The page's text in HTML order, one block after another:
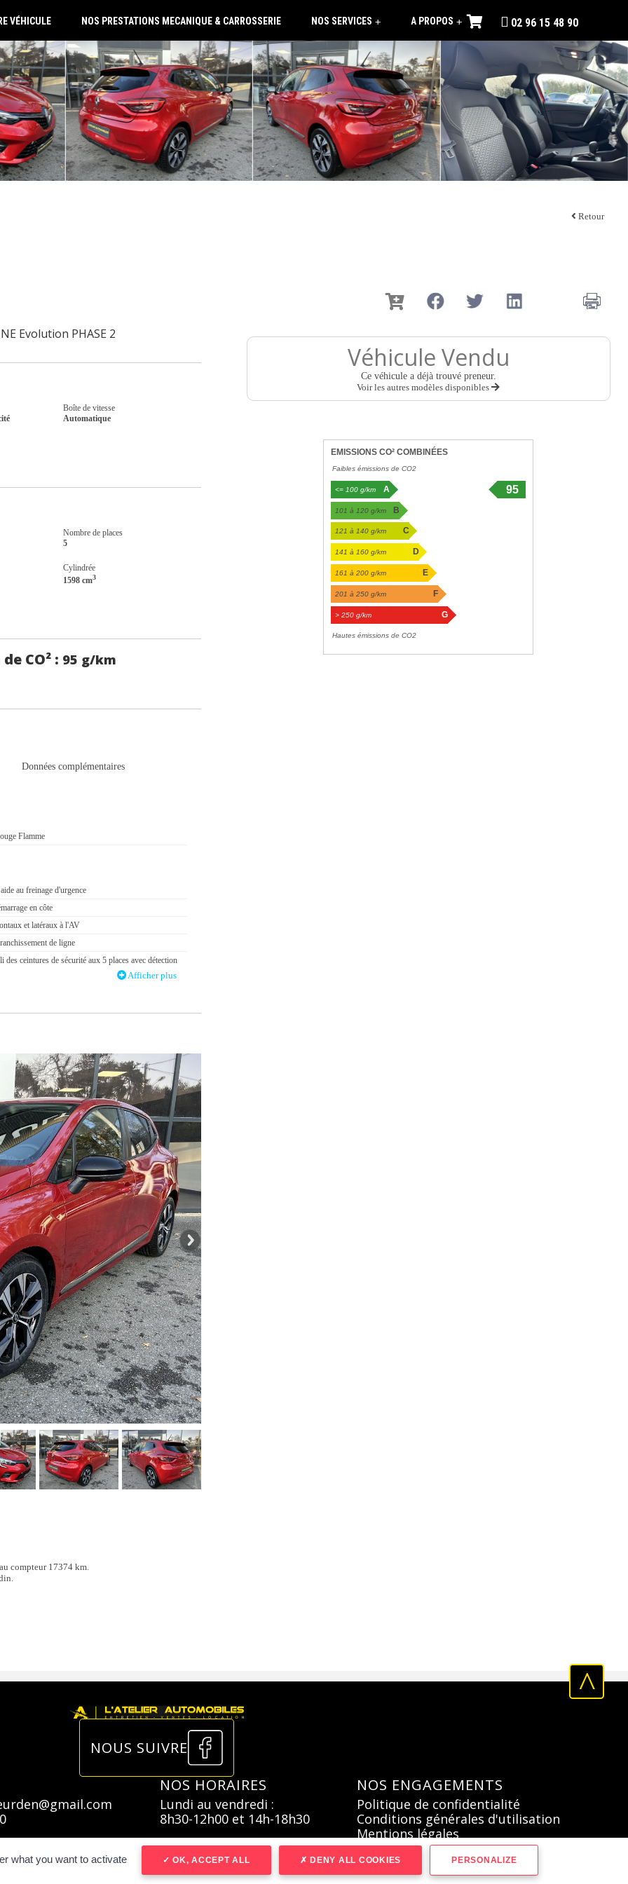
VÉHICULE NOS PRESTATIONS MECANIQUE & CARROSSERIE +
NOS SERVICES +
A PROPOS 02 96 15 48 90
Retour
Evolution PHASE 2
Véhicule Vendu
Ce véhicule a déjà trouvé preneur.
Voir les autres modèles disponibles
EMISSIONS CO² COMBINÉES
Faibles émissions de CO2
<= 100 g/km A
95
101 à 120 g/km B
121 à 140 g/km C
141 à 160 g/km D
161 à 200 g/km E
201 à 250 g/km F
> 250 g/km G
Hautes émissions de CO2
Boîte de vitesse
Automatique
Nombre de places
5
Cylindrée
1598 cm3
CO² : 95 g/km
Données complémentaires
Flamme
au freinage d'urgence
en côte
et latéraux à l'AV
de ligne
des ceintures de sécurité aux 5 places avec détection
au maintien de voie
fermée
d’urgence r-call
arrière 3 points, avec prétensionneur
sécurité avant réglables en hauteur
manuelle commande noire avec anneaux chromés
manuelle de l'airbag passager
électrique variable
écran multimédia 7”, compatible Android Auto et
avant avec 2 liseuses halogène
vitres latérales noir mat
sur siège passager avant
manuel
sur le volant à effet "chromé-satiné"
arrière noir grainé
panneaux de signalisation
vitesse
avec bouton d'activation
porte avant couleur carrosserie
survitesse
gris motifs 3D twida
Afficher plus
compteur 17374 km.
^
NOUS SUIVRE
NOS HORAIRES
Lundi au vendredi :
8h30-12h00 et 14h-18h30
NOS ENGAGEMENTS
Politique de confidentialité
Conditions générales d'utilisation
Mentions légales
Plan du site
vélo #SeDéplacerMoinsPolluer
Réalisé par SPIDERVO
what you want to activate OK, ACCEPT ALL DENY ALL COOKIES PERSONALIZE